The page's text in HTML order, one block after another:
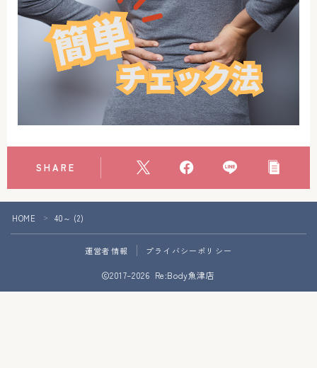
プロフィール
アクセス
お問い合わせ
Follow Me
SHARE
HOME ＞ 40～ (2)
運営者情報 プライバシーポリシー
2017–2026 Re:Body魚津店